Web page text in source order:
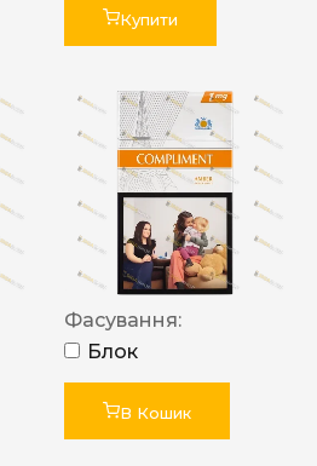
Купити
Фасування:
Блок
В Кошик